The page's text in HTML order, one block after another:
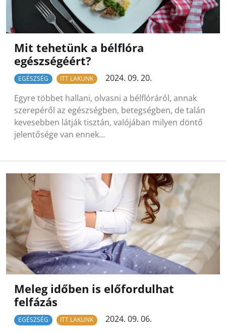
Mit tehetünk a bélflóra
egészségéért?
EGÉSZSÉG ITT LAKUNK
2024. 09. 20.
Egyre többet hallani, olvasni a bélflóráról, annak
szerepéről az egészségben, betegségben, de talán
kevesebben látják tisztán, valójában milyen döntő
jelentősége van ennek…
Meleg időben is előfordulhat
felfázás
EGÉSZSÉG ITT LAKUNK
2024. 09. 06.